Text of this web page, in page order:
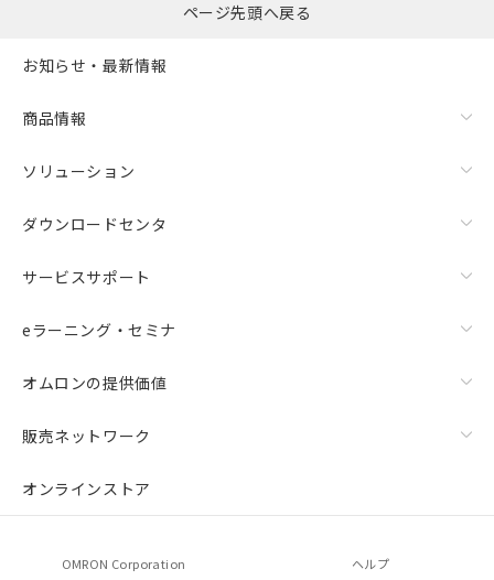
ページ先頭へ戻る
お知らせ・最新情報
商品情報
ソリューション
ダウンロードセンタ
サービスサポート
eラーニング・セミナ
オムロンの提供価値
販売ネットワーク
オンラインストア
OMRON Corporation ヘルプ